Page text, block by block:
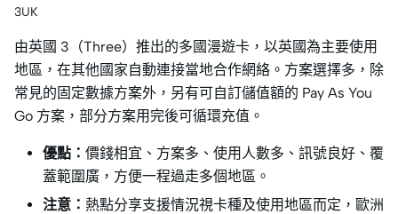
3UK
由英國 3（Three）推出的多國漫遊卡，以英國為主要使用
地區，在其他國家自動連接當地合作網絡。方案選擇多，除
常見的固定數據方案外，另有可自訂儲值額的 Pay As You
Go 方案，部分方案用完後可循環充值。
優點： 價錢相宜、方案多、使用人數多、訊號良好、覆
蓋範圍廣，方便一程過走多個地區。
注意： 熱點分享支援情況視卡種及使用地區而定，歐洲